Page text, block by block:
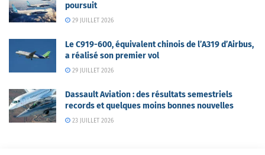
poursuit
29 JUILLET 2026
Le C919-600, équivalent chinois de l’A319 d’Airbus,
a réalisé son premier vol
29 JUILLET 2026
Dassault Aviation : des résultats semestriels
records et quelques moins bonnes nouvelles
23 JUILLET 2026